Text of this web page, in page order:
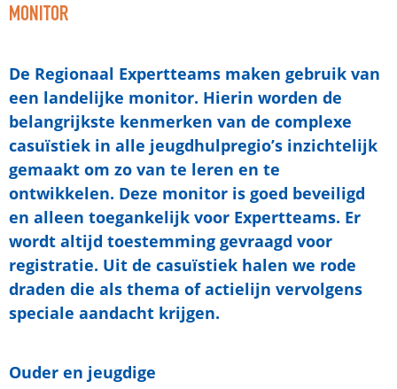
MONITOR
De Regionaal Expertteams maken gebruik van
een landelijke monitor. Hierin worden de
belangrijkste kenmerken van de complexe
casuïstiek in alle jeugdhulpregio’s inzichtelijk
gemaakt om zo van te leren en te
ontwikkelen. Deze monitor is goed beveiligd
en alleen toegankelijk voor Expertteams. Er
wordt altijd toestemming gevraagd voor
registratie. Uit de casuïstiek halen we rode
draden die als thema of actielijn vervolgens
speciale aandacht krijgen.
Ouder en jeugdige